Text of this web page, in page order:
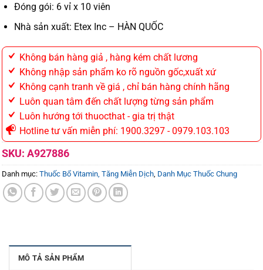
Đóng gói: 6 vỉ x 10 viên
Nhà sản xuất: Etex Inc – HÀN QUỐC
Không bán hàng giả , hàng kém chất lương
Không nhập sản phẩm ko rõ nguồn gốc,xuất xứ
Không cạnh tranh về giá , chỉ bán hàng chính hãng
Luôn quan tâm đến chất lượng từng sản phẩm
Luôn hướng tới thuocthat - gia trị thật
Hotline tư vấn miễn phí: 1900.3297 - 0979.103.103
SKU: A927886
Danh mục: Thuốc Bổ Vitamin, Tăng Miễn Dịch, Danh Mục Thuốc Chung
MÔ TẢ SẢN PHẨM